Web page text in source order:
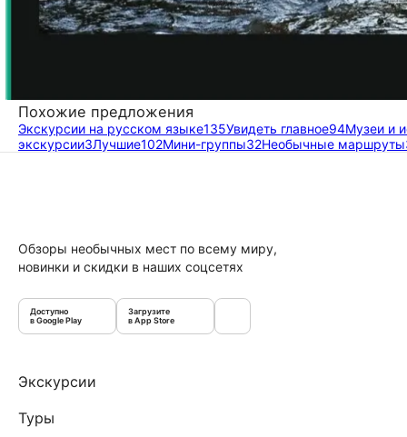
Похожие предложения
Экскурсии на русском языке135Увидеть главное94Музеи и
экскурсии3Лучшие102Мини-группы32Необычные маршруты
Обзоры необычных мест по всему миру,
новинки и скидки в наших соцсетях
Доступно
в Google Play
Загрузите
в App Store
Экскурсии
Туры